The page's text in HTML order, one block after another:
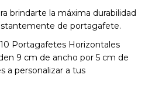
brindarte la máxima durabilidad
de portagafete.
Portagafetes Horizontales
9 cm de ancho por 5 cm de
a personalizar a tus